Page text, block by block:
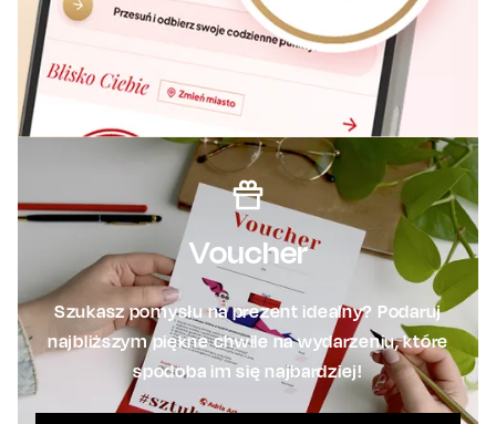
Voucher
Szukasz pomysłu na prezent idealny? Podaruj
najbliższym piękne chwile na wydarzeniu, które
spodoba im się najbardziej!